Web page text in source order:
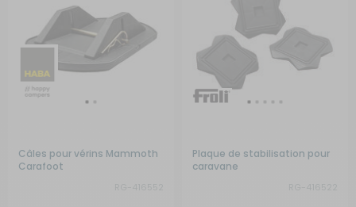
Câles pour vérins Mammoth
Carafoot
Plaque de stabilisation pour
caravane